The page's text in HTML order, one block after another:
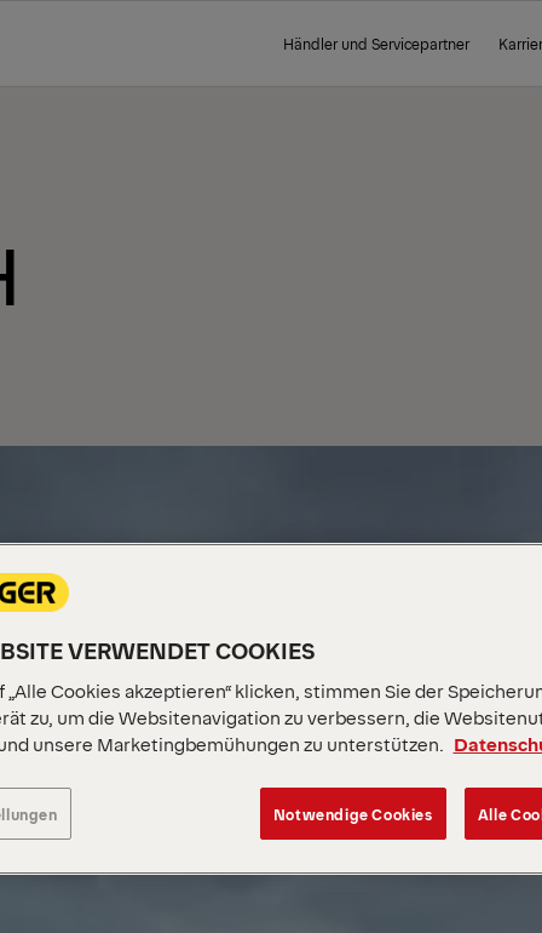
Händler und Servicepartner
VERWENDET COOKIES
„Alle Cookies akzeptieren“ klicken, stimmen Sie der
zu, um die Websitenavigation zu verbessern, die
unsere Marketingbemühungen zu unterstützen.
Notwendige Cookies Alle